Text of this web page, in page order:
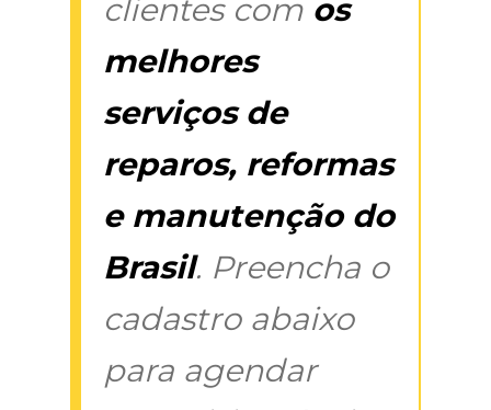
clientes com os
melhores
serviços de
reparos, reformas
e manutenção do
Brasil. Preencha o
cadastro abaixo
para agendar